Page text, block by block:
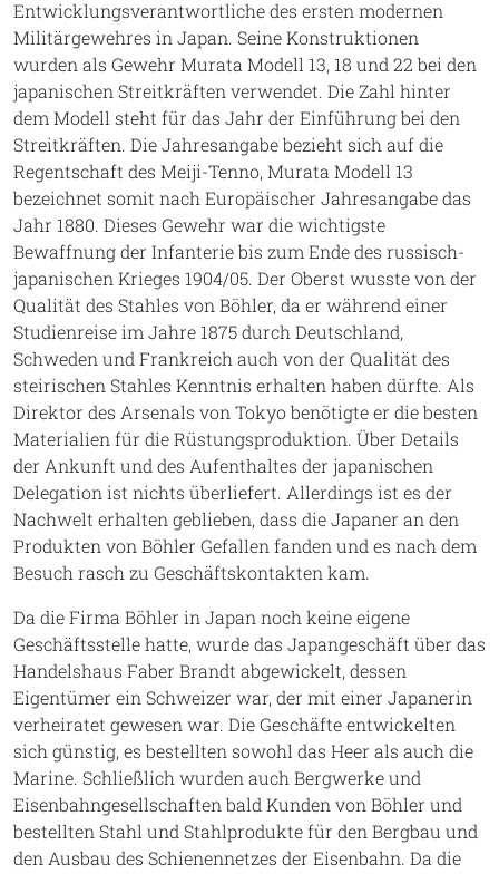
Entwicklungsverantwortliche des ersten modernen
Militärgewehres in Japan. Seine Konstruktionen
wurden als Gewehr Murata Modell 13, 18 und 22 bei den
japanischen Streitkräften verwendet. Die Zahl hinter
dem Modell steht für das Jahr der Einführung bei den
Streitkräften. Die Jahresangabe bezieht sich auf die
Regentschaft des Meiji-Tenno, Murata Modell 13
bezeichnet somit nach Europäischer Jahresangabe das
Jahr 1880. Dieses Gewehr war die wichtigste
Bewaffnung der Infanterie bis zum Ende des russisch-
japanischen Krieges 1904/05. Der Oberst wusste von der
Qualität des Stahles von Böhler, da er während einer
Studienreise im Jahre 1875 durch Deutschland,
Schweden und Frankreich auch von der Qualität des
steirischen Stahles Kenntnis erhalten haben dürfte. Als
Direktor des Arsenals von Tokyo benötigte er die besten
Materialien für die Rüstungsproduktion. Über Details
der Ankunft und des Aufenthaltes der japanischen
Delegation ist nichts überliefert. Allerdings ist es der
Nachwelt erhalten geblieben, dass die Japaner an den
Produkten von Böhler Gefallen fanden und es nach dem
Besuch rasch zu Geschäftskontakten kam.
Da die Firma Böhler in Japan noch keine eigene
Geschäftsstelle hatte, wurde das Japangeschäft über das
Handelshaus Faber Brandt abgewickelt, dessen
Eigentümer ein Schweizer war, der mit einer Japanerin
verheiratet gewesen war. Die Geschäfte entwickelten
sich günstig, es bestellten sowohl das Heer als auch die
Marine. Schließlich wurden auch Bergwerke und
Eisenbahngesellschaften bald Kunden von Böhler und
bestellten Stahl und Stahlprodukte für den Bergbau und
den Ausbau des Schienennetzes der Eisenbahn. Da die